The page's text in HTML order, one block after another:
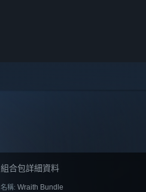
組合包詳細資料
名稱: Wraith Bundle